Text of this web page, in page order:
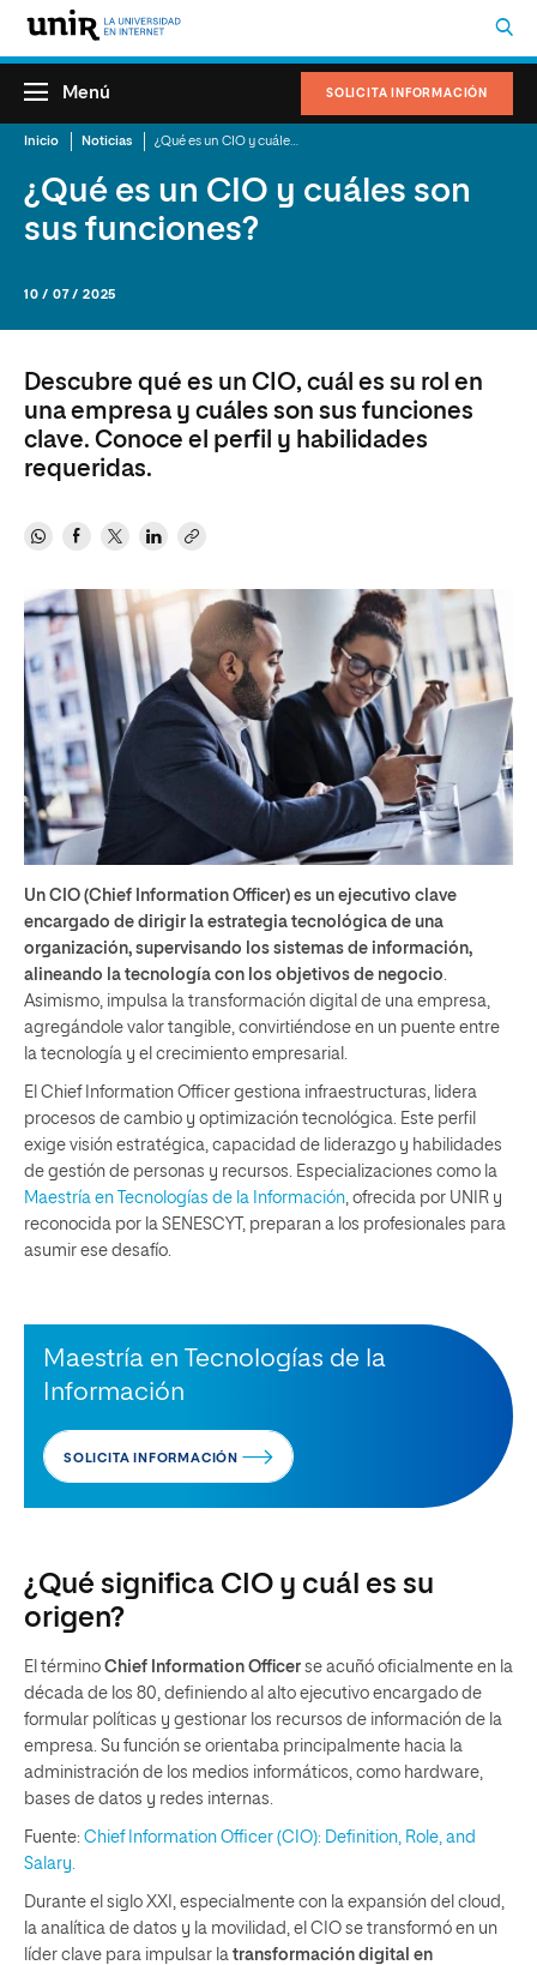
SOLICITA INFORMACIÓN
Menú
Inicio Noticias
¿Qué es un CIO y cuáles son
sus funciones?
10 / 07 / 2025
Descubre qué es un CIO, cuál es su rol en
una empresa y cuáles son sus funciones
clave. Conoce el perfil y habilidades
requeridas.
Un CIO (Chief Information Officer) es un ejecutivo clave
encargado de dirigir la estrategia tecnológica de una
organización, supervisando los sistemas de información,
alineando la tecnología con los objetivos de negocio
Asimismo, impulsa la transformación digital de una empresa,
agregándole valor tangible, convirtiéndose en un puente entre
la tecnología y el crecimiento empresarial.
El Chief Information Officer gestiona infraestructuras, lidera
procesos de cambio y optimización tecnológica. Este perfil
exige visión estratégica, capacidad de liderazgo y habilidades
de gestión de personas y recursos. Especializaciones como la
Maestría en Tecnologías de la Información , ofrecida por UNIR y
reconocida por la SENESCYT, preparan a los profesionales para
asumir ese desafío.
Maestría en Tecnologías de la
Información
SOLICITA INFORMACIÓN
¿Qué significa CIO y cuál es su
origen?
El término Chief Information Officer se acuñó oficialmente en la
década de los 80, definiendo al alto ejecutivo encargado de
formular políticas y gestionar los recursos de información de la
empresa. Su función se orientaba principalmente hacia la
administración de los medios informáticos, como hardware,
bases de datos y redes internas.
Fuente: Chief Information Officer (CIO): Definition, Role, and
Salary.
Durante el siglo XXI, especialmente con la expansión del cloud,
la analítica de datos y la movilidad, el CIO se transformó en un
líder clave para impulsar la transformación digital en